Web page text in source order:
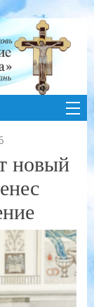
новый